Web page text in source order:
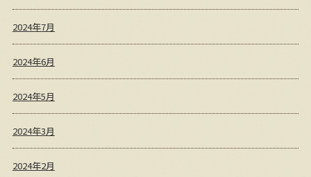
2024年7月
2024年6月
2024年5月
2024年3月
2024年2月